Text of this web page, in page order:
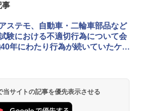
事
ステモ、自動車・二輪車部品など
験における不適切行為について会
40年にわたり行為が続いていたケー
サイトの記事を優先表示させる